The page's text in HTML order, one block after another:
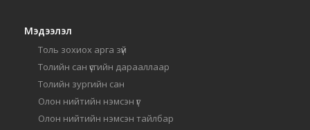
Мэдээлэл
Толь зохиох арга зүй
Толийн сан үсгийн дарааллаар
Толийн зургийн сан
Олон нийтийн нэмсэн үг
Олон нийтийн нэмсэн тайлбар